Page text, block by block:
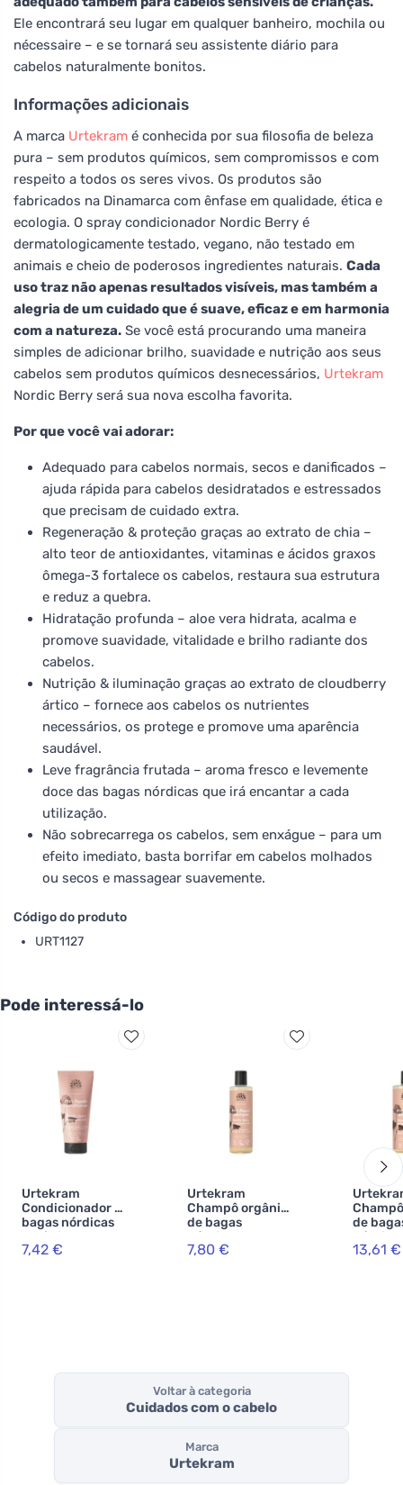
Ele encontrará seu lugar em qualquer banheiro, mochila ou
nécessaire – e se tornará seu assistente diário para
cabelos naturalmente bonitos.
Informações adicionais
A marca Urtekram é conhecida por sua filosofia de beleza
pura – sem produtos químicos, sem compromissos e com
respeito a todos os seres vivos. Os produtos são
fabricados na Dinamarca com ênfase em qualidade, ética e
ecologia. O spray condicionador Nordic Berry é
dermatologicamente testado, vegano, não testado em
animais e cheio de poderosos ingredientes naturais. Cada
uso traz não apenas resultados visíveis, mas também a
alegria de um cuidado que é suave, eficaz e em harmonia
com a natureza. Se você está procurando uma maneira
simples de adicionar brilho, suavidade e nutrição aos seus
cabelos sem produtos químicos desnecessários, Urtekram
Nordic Berry será sua nova escolha favorita.
Por que você vai adorar:
Adequado para cabelos normais, secos e danificados –
ajuda rápida para cabelos desidratados e estressados
que precisam de cuidado extra.
Regeneração & proteção graças ao extrato de chia –
alto teor de antioxidantes, vitaminas e ácidos graxos
ômega-3 fortalece os cabelos, restaura sua estrutura
e reduz a quebra.
Hidratação profunda – aloe vera hidrata, acalma e
promove suavidade, vitalidade e brilho radiante dos
cabelos.
Nutrição & iluminação graças ao extrato de cloudberry
ártico – fornece aos cabelos os nutrientes
necessários, os protege e promove uma aparência
saudável.
Leve fragrância frutada – aroma fresco e levemente
doce das bagas nórdicas que irá encantar a cada
utilização.
Não sobrecarrega os cabelos, sem enxágue – para um
efeito imediato, basta borrifar em cabelos molhados
ou secos e massagear suavemente.
Código do produto
URT1127
Pode interessá-lo
Urtekram
Condicionador de
bagas nórdicas
orgânicas 180 ml
7,42 €
Urtekram
Champô orgânico
de bagas
nórdicas 250 ml
7,80 €
de
13,61 €
Voltar à categoria
Cuidados com o cabelo
Marca
Urtekram